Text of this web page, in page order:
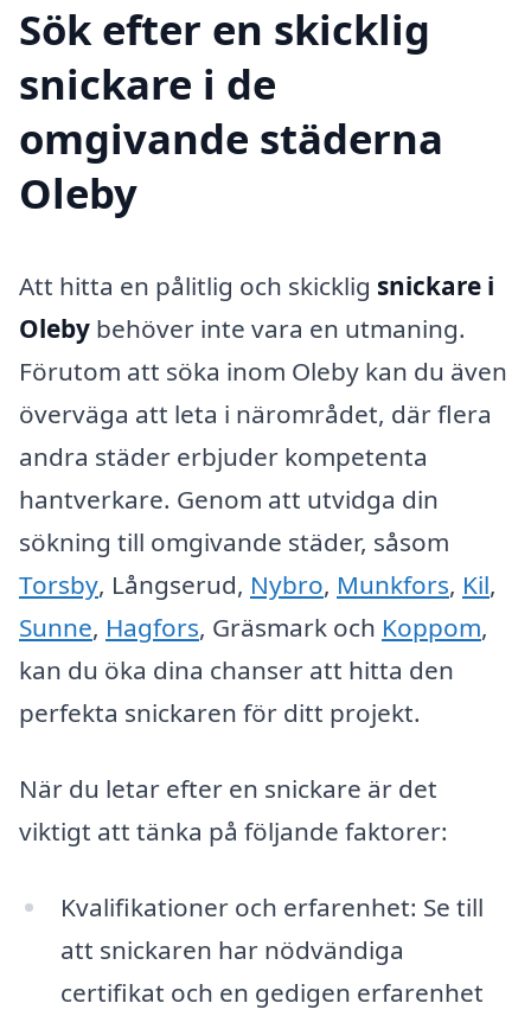
Sök efter en skicklig
snickare i de
omgivande städerna
Oleby
Att hitta en pålitlig och skicklig snickare i
Oleby behöver inte vara en utmaning.
Förutom att söka inom Oleby kan du även
överväga att leta i närområdet, där flera
andra städer erbjuder kompetenta
hantverkare. Genom att utvidga din
sökning till omgivande städer, såsom
Torsby, Långserud, Nybro, Munkfors, Kil,
Sunne, Hagfors, Gräsmark och Koppom,
kan du öka dina chanser att hitta den
perfekta snickaren för ditt projekt.
När du letar efter en snickare är det
viktigt att tänka på följande faktorer:
Kvalifikationer och erfarenhet: Se till
att snickaren har nödvändiga
certifikat och en gedigen erfarenhet